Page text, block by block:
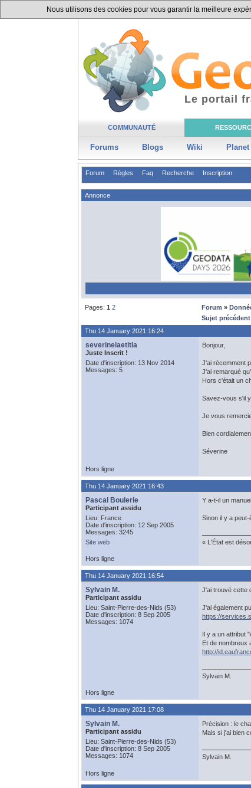
Nous utilisons des cookies pour vous garantir la meilleure
COMMUNAUTÉ
Forums Blogs Wiki Planet
Le portail
Forum Règles Faq Recherche Inscription
Annonce
Pages: 1 2 Forum »
Sujet précédent
Thu 14 January 2021 16:24
severinelaetitia
Juste Inscrit !
Date d'inscription: 13 Nov 2014
Messages: 5
Bonjour,
J'ai récemment
J'ai remarqué
Hors c'était un
Savez-vous s'il
Je vous
Bien
Séverine
Hors ligne
Thu 14 January 2021 16:43
Pascal Boulerie
Participant assidu
Lieu: France
Date d'inscription: 12 Sep 2005
Messages: 3245
Site web
Y a-t-il un
Sinon il y a
« L'État est
Hors ligne
Thu 14 January 2021 16:54
Sylvain M.
Participant assidu
Lieu: Saint-Pierre-des-Nids (53)
Date d'inscription: 8 Sep 2005
Messages: 1074
J'ai trouvé cette
J'ai également
https://
Il y a un attribut
Et de nombreux
http://
Sylvain M.
Hors ligne
Thu 14 January 2021 17:08
Sylvain M.
Participant assidu
Lieu: Saint-Pierre-des-Nids (53)
Date d'inscription: 8 Sep 2005
Messages: 1074
Précision : le
Mais si j'ai bien
Sylvain M.
Hors ligne